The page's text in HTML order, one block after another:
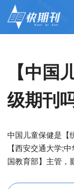
【中国
级期刊
中国儿童保健是【
【西安交通大学;
国教育部】主管，